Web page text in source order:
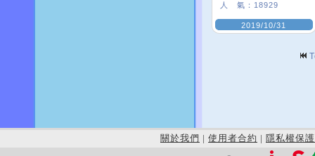
人 氣： 18929
2019/10/31
關於我們 | 使用者合約 | 隱私權保護